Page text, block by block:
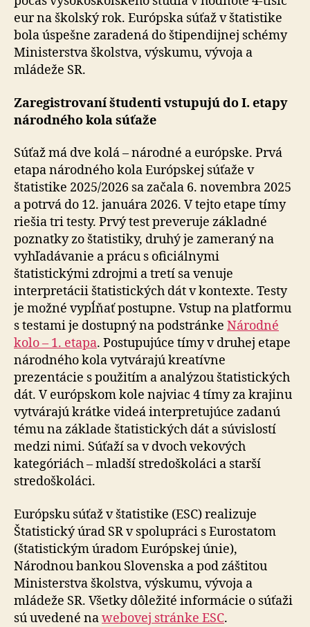
eur na školský rok. Európska súťaž v štatistike
bola úspešne zaradená do štipendijnej schémy
Ministerstva školstva, výskumu, vývoja a
mládeže SR.
Zaregistrovaní študenti vstupujú do I. etapy
národného kola súťaže
Súťaž má dve kolá – národné a európske. Prvá
etapa národného kola Európskej súťaže v
štatistike 2025/2026 sa začala 6. novembra 2025
a potrvá do 12. januára 2026. V tejto etape tímy
riešia tri testy. Prvý test preveruje základné
poznatky zo štatistiky, druhý je zameraný na
vyhľadávanie a prácu s oficiálnymi
štatistickými zdrojmi a tretí sa venuje
interpretácii štatistických dát v kontexte. Testy
je možné vypĺňať postupne. Vstup na platformu
s testami je dostupný na podstránke Národné
kolo – 1. eta­pa. Postupujúce tímy v druhej etape
národného kola vytvárajú kreatívne
prezentácie s použitím a analýzou štatistických
dát. V európskom kole najviac 4 tímy za krajinu
vytvárajú krátke videá interpretujúce zadanú
tému na základe štatistických dát a súvislostí
medzi nimi. Súťaží sa v dvoch vekových
kategóriách – mladší stre­do­ško­lá­ci a starší
stredoškoláci.
Európsku súťaž v štatistike (ESC) realizuje
Štatistický úrad SR v spolupráci s Eurostatom
(štatistickým úradom Európskej únie),
Národnou bankou Slovenska a pod záštitou
Ministerstva školstva, výskumu, vývoja a
mládeže SR. Všetky dôležité informácie o súťaži
sú uvedené nawebovej stránke ESC.